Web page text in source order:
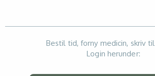
Bestil tid, forny medicin, skriv
Login herunder: